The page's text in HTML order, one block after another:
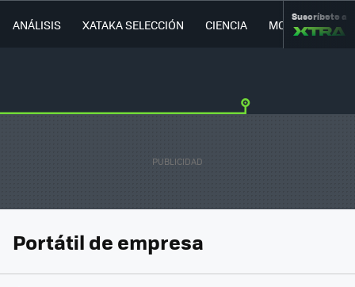
ANÁLISIS XATAKA SELECCIÓN CIENCIA MOVILIDAD
Suscríbete a
Portátil de empresa